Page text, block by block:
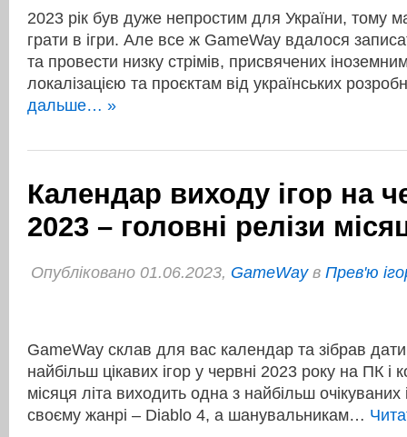
2023 рік був дуже непростим для України, тому
грати в ігри. Але все ж GameWay вдалося
та провести низку стрімів, присвячених
локалізацією та проєктам від українських
дальше… »
Календар виходу ігор на
2023 – головні релізи
Опубліковано 01.06.2023, GameWayв Прев'ю
GameWay склав для вас календар та зібрав
найбільш цікавих ігор у червні 2023 року на ПК
місяця літа виходить одна з найбільш очікуваних
своєму жанрі – Diablo 4, а шанувальникам…